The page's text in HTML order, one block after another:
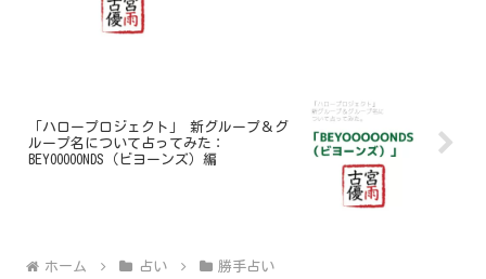
「ハロープロジェクト」 新グループ＆グ
ループ名について占ってみた：
BEYOOOOONDS（ビヨーンズ）編
ホーム 占い 勝手占い